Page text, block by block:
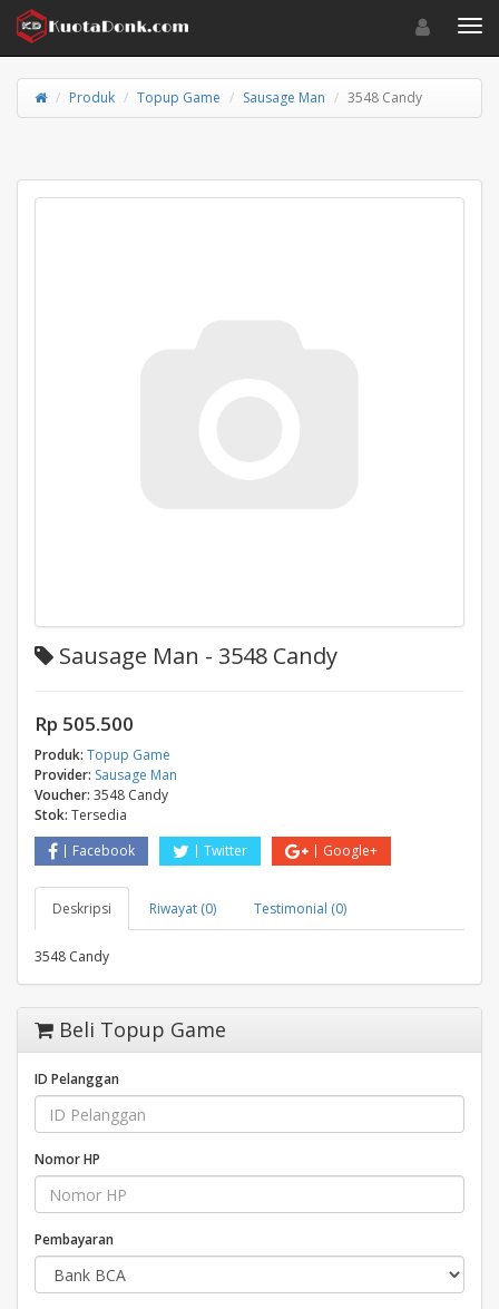
Toggle
Produk Topup Game Sausage Man 3548 Candy
Sausage Man - 3548 Candy
Rp 505.500
Produk: Topup Game
Provider: Sausage Man
Voucher: 3548 Candy
Stok: Tersedia
Facebook
Twitter Google+
Deskripsi Riwayat (0) Testimonial (0)
3548 Candy
Beli Topup Game
ID Pelanggan
Nomor HP
Pembayaran